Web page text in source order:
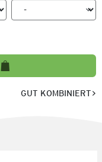
GUT KOMBINIERT